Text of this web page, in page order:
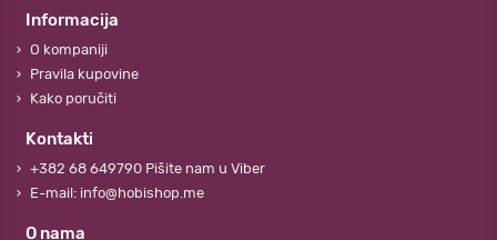
Informacija
O kompaniji
Pravila kupovine
Kako poručiti
Kontakti
+382 68 649790 Pišite nam u Viber
E-mail: info@hobishop.me
O nama